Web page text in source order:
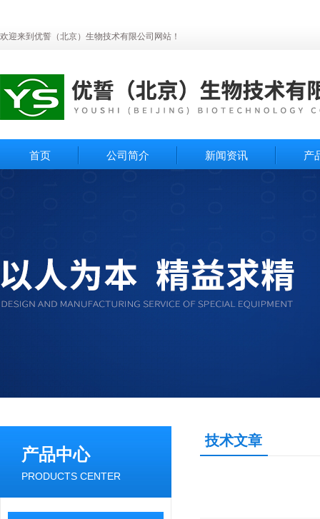
欢迎来到优誓（北京）生物技术有限公司网站！
首页 公司简介 新闻资讯 产
产品中心
PRODUCTS CENTER
技术文章